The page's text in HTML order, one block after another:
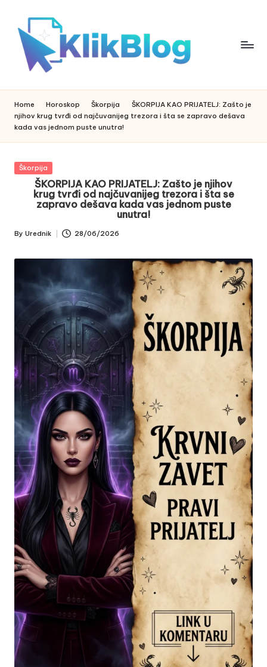
content
li
b
l
o
g
Home Horoskop Škorpija
ŠKORPIJA KAO PRIJATELJ: Zašto je
njihov krug tvrđi od najčuvanijeg trezora i šta se zapravo dešava
kada vas jednom puste unutra!
Posted
Škorpija
ŠKORPIJA KAO PRIJATELJ: Zašto je njihov
krug tvrđi od najčuvanijeg trezora i šta se
zapravo dešava kada vas jednom puste
unutra!
Posted
By Urednik 28/06/2026